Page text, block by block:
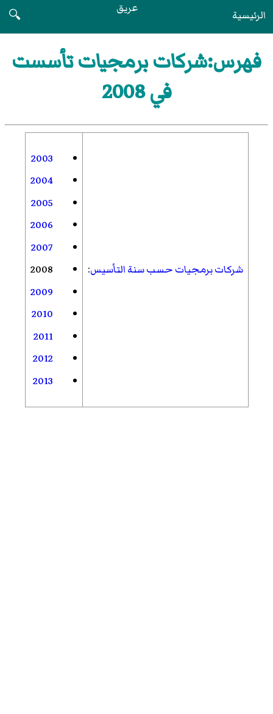
الرئيسية عريق
🔍
فهرس:شركات برمجيات تأسست
في 2008
شركات برمجيات حسب سنة التأسيس:
2003
2004
2005
2006
2007
2008
2009
2010
2011
2012
2013